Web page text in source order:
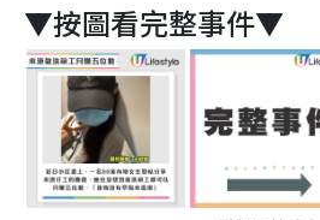
▼按圖看完整事件▼